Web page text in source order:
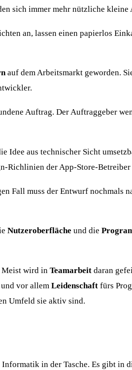
sich immer mehr nützliche
an, lassen einen papierlos
auf dem Arbeitsmarkt geworden.
Auftrag. Der Auftraggeber
aus technischer Sicht
Richlinien der App-Store-
Fall muss der Entwurf nochmals
Nutzeroberfläche und die
Meist wird in Teamarbeit daran
und vor allem Leidenschaft fürs
Umfeld sie aktiv sind.
in der Tasche. Es gibt in